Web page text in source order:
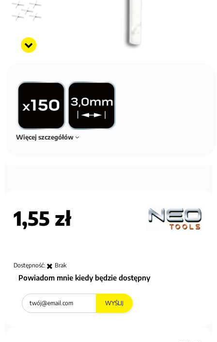
Więcej szczegółów
1,55 zł
Dostępność: Brak
Powiadom mnie kiedy będzie dostępny
WYŚLIJ